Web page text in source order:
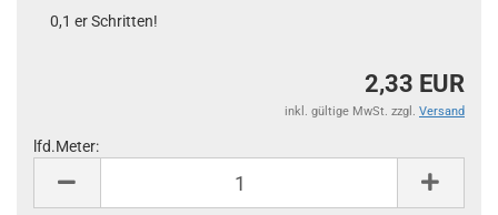
0,1 er Schritten!
2,33 EUR
inkl. gültige MwSt. zzgl. Versand
lfd.Meter: